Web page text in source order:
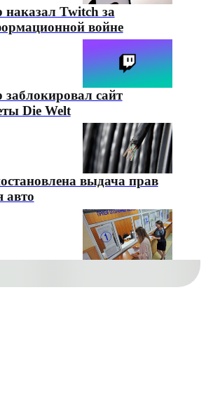
наказал Twitch за
войне
заблокировал сайт
Die Welt
выдача прав
авто